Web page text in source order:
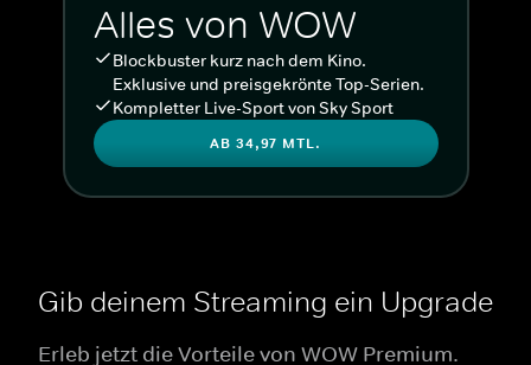
Alles von WOW
Blockbuster kurz nach dem Kino.
Exklusive und preisgekrönte Top-Serien.
Kompletter Live-Sport von Sky Sport
AB 34,97 MTL.
Gib deinem Streaming ein Upgrade
Erleb jetzt die Vorteile von WOW Premium.